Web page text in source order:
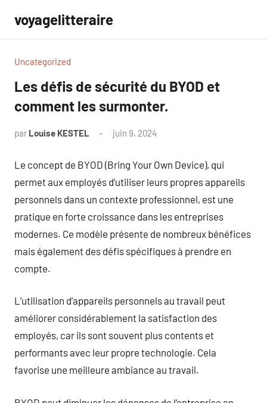
contenu
voyagelitteraire
Uncategorized
Les défis de sécurité du BYOD et
comment les surmonter.
par Louise KESTEL juin 9, 2024
Le concept de BYOD (Bring Your Own Device), qui
permet aux employés d’utiliser leurs propres appareils
personnels dans un contexte professionnel, est une
pratique en forte croissance dans les entreprises
modernes. Ce modèle présente de nombreux bénéfices
mais également des défis spécifiques à prendre en
compte.
L’utilisation d’appareils personnels au travail peut
améliorer considérablement la satisfaction des
employés, car ils sont souvent plus contents et
performants avec leur propre technologie. Cela
favorise une meilleure ambiance au travail.